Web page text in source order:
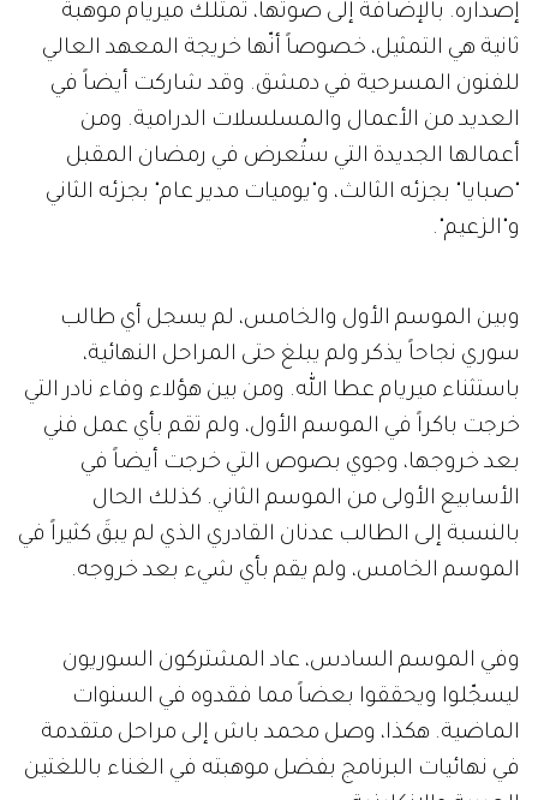
إصداره. بالإضافة إلى صوتها، تمتلك ميريام موهبة
ثانية هي التمثيل، خصوصاً أنّها خريجة المعهد العالي
للفنون المسرحية في دمشق. وقد شاركت أيضاً في
العديد من الأعمال والمسلسلات الدرامية. ومن
أعمالها الجديدة التي ستُعرض في رمضان المقبل
"صبايا" بجزئه الثالث، و"يوميات مدير عام" بجزئه الثاني
و"الزعيم".
وبين الموسم الأول والخامس، لم يسجل أي طالب
سوري نجاحاً يذكر ولم يبلغ حتى المراحل النهائية،
باستثناء ميريام عطا الله. ومن بين هؤلاء وفاء نادر التي
خرجت باكراً في الموسم الأول، ولم تقم بأي عمل فني
بعد خروجها، وجوي بصوص التي خرجت أيضاً في
الأسابيع الأولى من الموسم الثاني. كذلك الحال
بالنسبة إلى الطالب عدنان القادري الذي لم يبقَ كثيراً في
الموسم الخامس، ولم يقم بأي شيء بعد خروجه.
وفي الموسم السادس، عاد المشتركون السوريون
ليسجّلوا ويحققوا بعضاً مما فقدوه في السنوات
الماضية. هكذا، وصل محمد باش إلى مراحل متقدمة
في نهائيات البرنامج بفضل موهبته في الغناء باللغتين